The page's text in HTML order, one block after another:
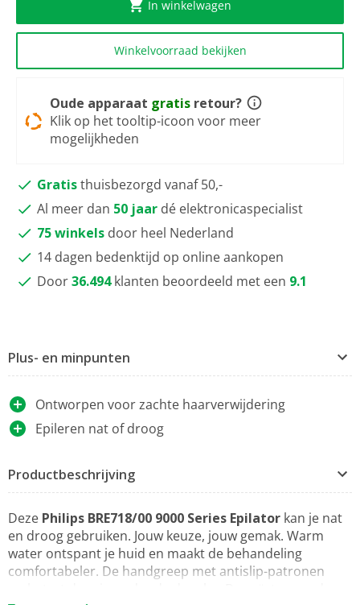
In winkelwagen
Winkelvoorraad bekijken
Oude apparaat gratis retour?
Klik op het tooltip-icoon voor meer
mogelijkheden
Gratisthuisbezorgd vanaf 50,-
Al meer dan 50 jaar dé elektronicaspecialist
75 winkels door heel Nederland
14 dagen bedenktijd op online aankopen
Door36.494 klanten beoordeeld met een 9.1
Plus- en minpunten
Ontworpen voor zachte haarverwijdering
Epileren nat of droog
Productbeschrijving
Deze Philips BRE718/00 9000 Series Epilator kan je nat
en droog gebruiken. Jouw keuze, jouw gemak. Warm
water ontspant je huid en maakt de behandeling
comfortabeler. De handgreep met antislip-patronen